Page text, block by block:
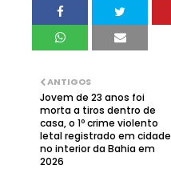
ANTIGOS
Jovem de 23 anos foi
morta a tiros dentro de
casa, o 1º crime violento
letal registrado em cidade
no interior da Bahia em
2026